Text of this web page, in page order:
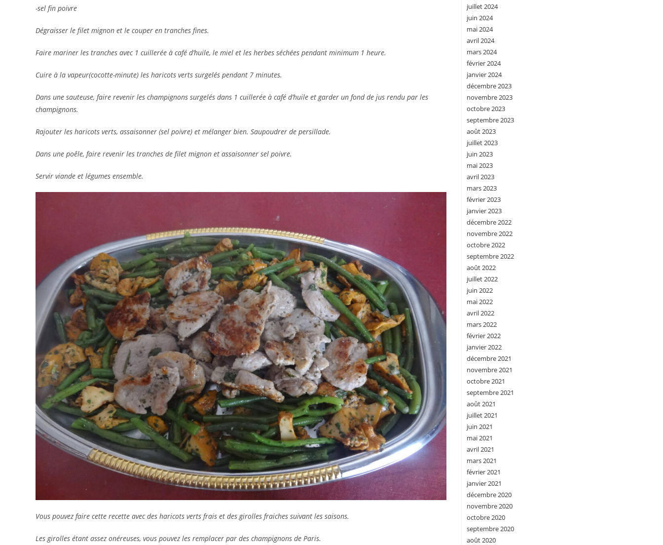
-sel fin poivre
Dégraisser le filet mignon et le couper en tranches fines.
Faire mariner les tranches avec 1 cuillerée à café d’huile, le miel et les herbes séchées pendant minimum 1 heure.
Cuire à la vapeur(cocotte-minute) les haricots verts surgelés pendant 7 minutes.
Dans une sauteuse, faire revenir les champignons surgelés dans 1 cuillerée à café d’huile et garder un fond de jus rendu par les
champignons.
Rajouter les haricots verts, assaisonner (sel poivre) et mélanger bien. Saupoudrer de persillade.
Dans une poêle, faire revenir les tranches de filet mignon et assaisonner sel poivre.
Servir viande et légumes ensemble.
Vous pouvez faire cette recette avec des haricots verts frais et des girolles fraiches suivant les saisons.
Les girolles étant assez onéreuses, vous pouvez les remplacer par des champignons de Paris.
juillet 2024
juin 2024
mai 2024
avril 2024
mars 2024
février 2024
janvier 2024
décembre 2023
novembre 2023
octobre 2023
septembre 2023
août 2023
juillet 2023
juin 2023
mai 2023
avril 2023
mars 2023
février 2023
janvier 2023
décembre 2022
novembre 2022
octobre 2022
septembre 2022
août 2022
juillet 2022
juin 2022
mai 2022
avril 2022
mars 2022
février 2022
janvier 2022
décembre 2021
novembre 2021
octobre 2021
septembre 2021
août 2021
juillet 2021
juin 2021
mai 2021
avril 2021
mars 2021
février 2021
janvier 2021
décembre 2020
novembre 2020
octobre 2020
septembre 2020
août 2020